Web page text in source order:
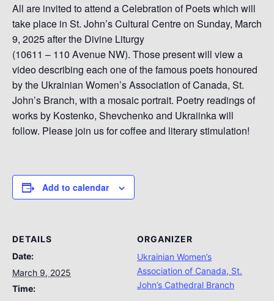
All are invited to attend a Celebration of Poets which will
take place in St. John’s Cultural Centre on Sunday, March
9, 2025 after the Divine Liturgy
(10611 – 110 Avenue NW). Those present will view a
video describing each one of the famous poets honoured
by the Ukrainian Women’s Association of Canada, St.
John’s Branch, with a mosaic portrait. Poetry readings of
works by Kostenko, Shevchenko and Ukraiinka will
follow. Please join us for coffee and literary stimulation!
Add to calendar
DETAILS
Date:
March 9, 2025
Time:
ORGANIZER
Ukrainian Women’s
Association of Canada, St.
John’s Cathedral Branch